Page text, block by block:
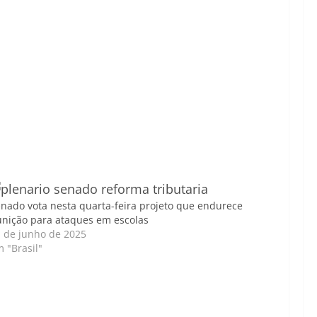
vota nesta quarta-feira projeto que endurece
para ataques em escolas
de junho de 2025
"Brasil"